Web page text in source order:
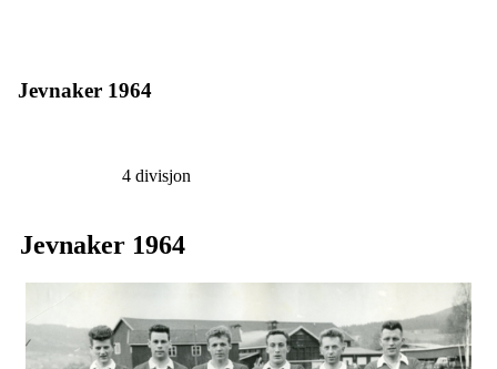
Jevnaker 1964
4 divisjon
Jevnaker 1964